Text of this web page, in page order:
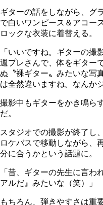
ギターの話をしながら、グ
で白いワンピース＆アコー
ロックな衣装に着替える。
「いいですね。ギターの撮
週プレさんで、体をギター
ぬ〝裸ギター〟みたいな写
は全然違いますね。なんか
撮影中もギターをかき鳴ら
だ。
スタジオでの撮影が終了し
ロケバスで移動しながら、
分に合うかという話題に。
「昔、ギターの先生に言わ
アルだ』みたいな（笑）」
もちろん、弾きやすさは重